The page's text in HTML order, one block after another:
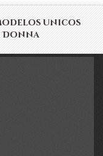
unicos
Donna